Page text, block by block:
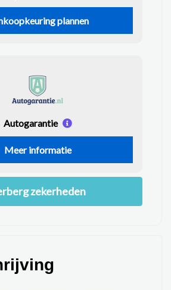
plannen
Autogarantie
Meer informatie
zekerheden